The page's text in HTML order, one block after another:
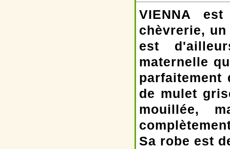
VIENNA
chèvrerie,
est
maternelle
parfaitement
de mulet
mouillée,
Sa robe est